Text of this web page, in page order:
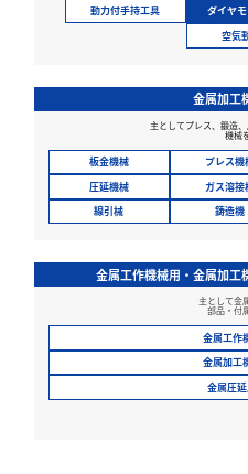
動力付手持工具
ダイヤ
空気
金属加工
主としてプレス、鍛造
機械
板金機械 プレス機
圧延機械
ガス溶接
線引械
鋳造機
金属工作機械用・金属加工
主として金
部品‧付
金属工作
金属加工
金属圧